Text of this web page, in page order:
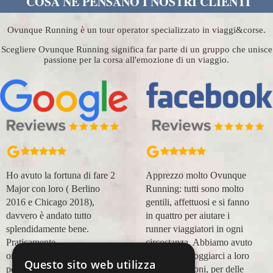
Ovunque Running è un tour operator specializzato in viaggi&corse.
Scegliere Ovunque Running significa far parte di un gruppo che unisce
passione per la corsa all'emozione di un viaggio.
Ho avuto la fortuna di fare 2
Major con loro ( Berlino
2016 e Chicago 2018),
davvero è andato tutto
splendidamente bene.
Praticamente
organizzazione
perfetta,dalla
Apprezzo molto Ovunque
Running: tutti sono molto
gentili, affettuosi e si fanno
in quattro per aiutare i
runner viaggiatori in ogni
circostanza. Abbiamo avuto
modo di appoggiarci a loro
in più occasioni, per delle
Questo sito web utilizza